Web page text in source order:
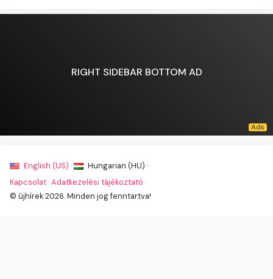
RIGHT SIDEBAR BOTTOM AD
English (US) ·
Hungarian (HU) ·
Kapcsolat ·Adatkezelési tájékoztató ·
© újhírek 2026. Minden jog fenntartva!